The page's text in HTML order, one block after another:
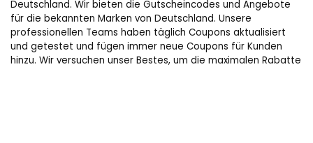
Deutschland. Wir bieten die Gutscheincodes und Angebote
für die bekannten Marken von Deutschland. Unsere
professionellen Teams haben täglich Coupons aktualisiert
und getestet und fügen immer neue Coupons für Kunden
hinzu. Wir versuchen unser Bestes, um die maximalen Rabatte